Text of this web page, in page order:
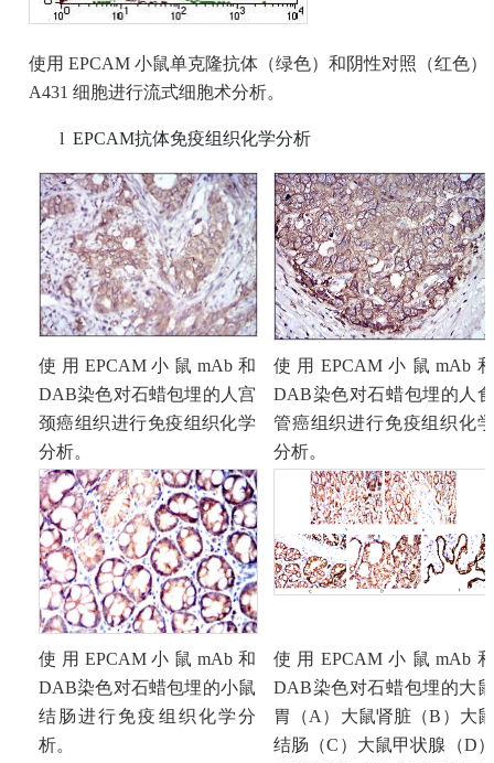
使用 EPCAM 小鼠单克隆抗体（绿色）和阴性对照（红色）
A431 细胞进行流式细胞术分析。
l EPCAM抗体免疫组织化学分析
使用 EPCAM小鼠mAb和
DAB染色对石蜡包埋的人宫
颈癌组织进行免疫组织化学
分析。
使用 EPCAM小鼠mAb 和
DAB染色对石蜡包埋的人食
管癌组织进行免疫组织化学
分析。
使用 EPCAM小鼠mAb和
DAB染色对石蜡包埋的小鼠
结肠进行免疫组织化学分
析。
使用 EPCAM小鼠mAb和
DAB染色对石蜡包埋的大鼠
胃（A）大鼠肾脏（B）大鼠
结肠（C）大鼠甲状腺（D）